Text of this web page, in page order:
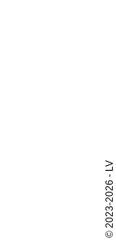
©
2023-2026
- LV